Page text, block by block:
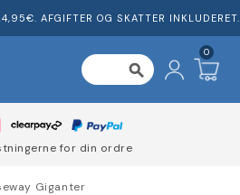
AFGIFTER OG SKATTER INKLUDERET.
search
0
for din ordre
Giganter